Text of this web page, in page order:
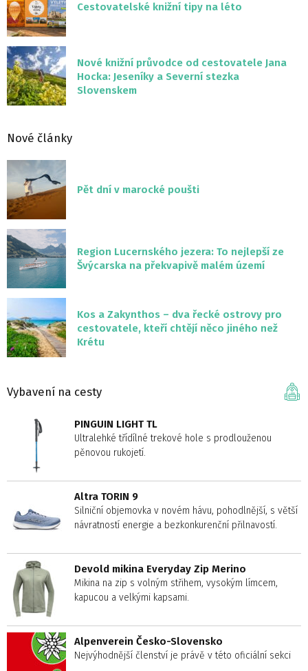
Cestovatelské knižní tipy na léto
Nové knižní průvodce od cestovatele Jana
Hocka: Jeseníky a Severní stezka
Slovenskem
Nové články
Pět dní v marocké poušti
Region Lucernského jezera: To nejlepší ze
Švýcarska na překvapivě malém území
Kos a Zakynthos – dva řecké ostrovy pro
cestovatele, kteří chtějí něco jiného než
Krétu
Vybavení na cesty
PINGUIN LIGHT TL
Ultralehké třídílné trekové hole s prodlouženou
pěnovou rukojetí.
Altra TORIN 9
Silniční objemovka v novém hávu, pohodlnější, s větší
návratností energie a bezkonkurenční přilnavostí.
Devold mikina Everyday Zip Merino
Mikina na zip s volným střihem, vysokým límcem,
kapucou a velkými kapsami.
Alpenverein Česko-Slovensko
Nejvýhodnější členství je právě v této oficiální sekci